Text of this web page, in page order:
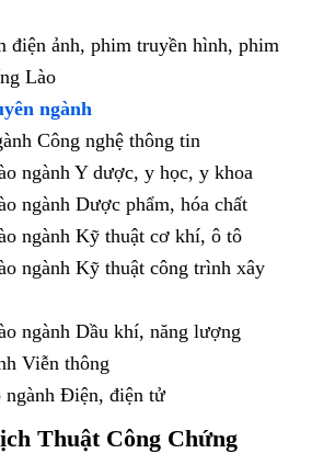
điện ảnh, phim truyền hình, phim
Lào
ngành
Công nghệ thông tin
ngành Y dược, y học, y khoa
ngành Dược phẩm, hóa chất
ngành Kỹ thuật cơ khí, ô tô
ngành Kỹ thuật công trình xây
ngành Dầu khí, năng lượng
Viễn thông
Điện, điện tử
Thuật Công Chứng